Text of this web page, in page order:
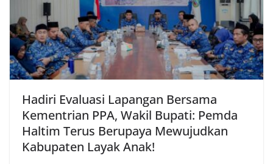
Hadiri Evaluasi Lapangan Bersama
Kementrian PPA, Wakil Bupati: Pemda
Haltim Terus Berupaya Mewujudkan
Kabupaten Layak Anak!